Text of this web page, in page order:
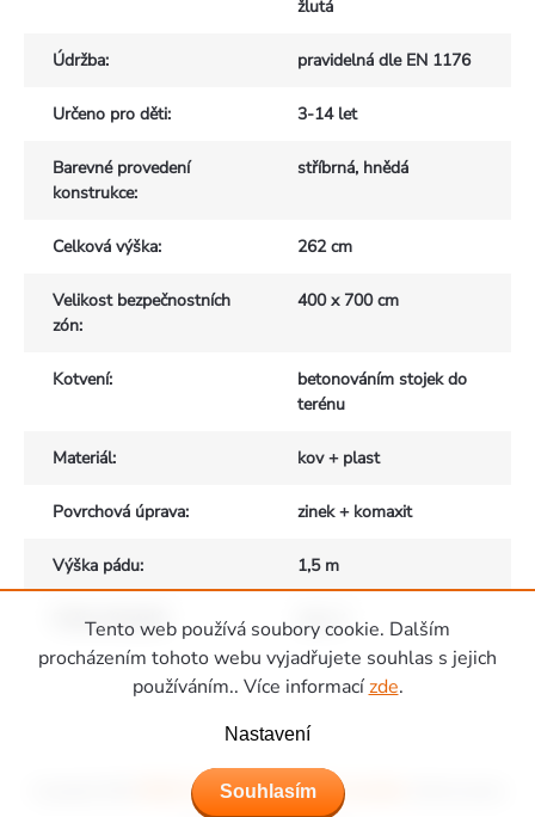
Tento web používá soubory cookie. Dalším
procházením tohoto webu vyjadřujete souhlas s jejich
používáním.. Více informacízde.
Nastavení
Souhlasím
žlutá
Údržba: pravidelná dle EN 1176
Určeno pro děti: 3-14 let
Barevné provedení
konstrukce:
stříbrná, hnědá
Celková výška: 262 cm
Velikost bezpečnostních
zón:
400 x 700 cm
Kotvení:
betonováním stojek do
terénu
Materiál: kov + plast
Povrchová úprava: zinek + komaxit
Výška pádu: 1,5 m
Počet uživatelů :
Zápatí
Hřiště Piccolino - dětská hřiště a domečky
vyhrazena.